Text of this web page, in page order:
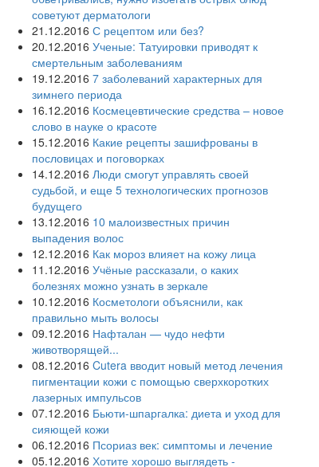
советуют дерматологи
21.12.2016 С рецептом или без?
20.12.2016 Ученые: Татуировки приводят к
смертельным заболеваниям
19.12.2016 7 заболеваний характерных для
зимнего периода
16.12.2016 Космецевтические средства – новое
слово в науке о красоте
15.12.2016 Какие рецепты зашифрованы в
пословицах и поговорках
14.12.2016 Люди смогут управлять своей
судьбой, и еще 5 технологических прогнозов
будущего
13.12.2016 10 малоизвестных причин
выпадения волос
12.12.2016 Как мороз влияет на кожу лица
11.12.2016 Учёные рассказали, о каких
болезнях можно узнать в зеркале
10.12.2016 Косметологи объяснили, как
правильно мыть волосы
09.12.2016 Нафталан — чудо нефти
животворящей...
08.12.2016 Cutera вводит новый метод лечения
пигментации кожи с помощью сверхкоротких
лазерных импульсов
07.12.2016 Бьюти-шпаргалка: диета и уход для
сияющей кожи
06.12.2016 Псориаз век: симптомы и лечение
05.12.2016 Хотите хорошо выглядеть -